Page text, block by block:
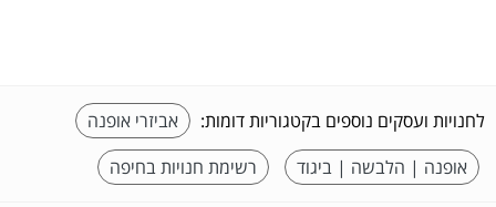
לחנויות ועסקים נוספים בקטגוריות דומות:
אביזרי אופנה
אופנה | הלבשה | ביגוד
רשימת חנויות בחיפה